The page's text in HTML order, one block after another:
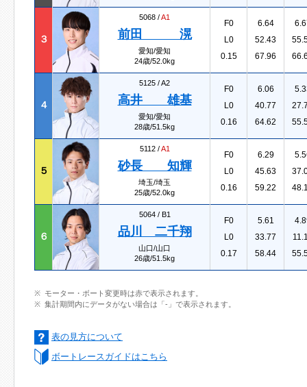
３
5068 /A1
前田 滉
愛知/愛知
24歳/52.0kg
F0
L0
0.15
6.64
52.43
67.96
４
5125 /A2
高井 雄基
愛知/愛知
28歳/51.5kg
F0
L0
0.16
6.06
40.77
64.62
５
5112 /A1
砂長 知輝
埼玉/埼玉
25歳/52.0kg
F0
L0
0.16
6.29
45.63
59.22
６
5064 / B1
品川 二千翔
山口/山口
26歳/51.5kg
F0
L0
0.17
5.61
33.77
58.44
モーター・ボート変更時は赤で表示されます。
集計期間内にデータがない場合は「-」で表示されます。
表の見方について
ボートレースガイドはこちら